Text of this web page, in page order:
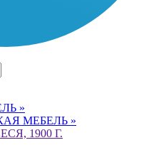
»
МЕБЕЛЬ »
1900 Г.